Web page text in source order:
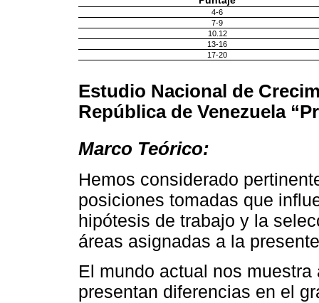
4-6
7-9
10.12
13-16
17-20
Estudio Nacional de
República de Venezuela
Marco Teórico:
Hemos considerado
posiciones tomadas que
hipótesis de trabajo y la
áreas asignadas a la
El mundo actual nos
presentan diferencias en el